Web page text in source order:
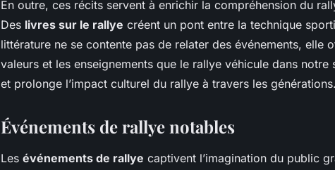
En outre, ces récits servent à enrichir la compréhension du
Des livres sur le rallye créent un pont entre la technique
littérature ne se contente pas de relater des événements, elle
valeurs et les enseignements que le rallye véhicule dans
et prolonge l’impact culturel du rallye à travers les générations.
Événements de rallye notables
Les événements de rallye captivent l’imagination du public